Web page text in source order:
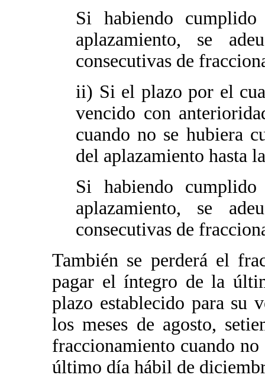
Si habiendo
aplazamiento, se
consecutivas de
ii) Si el plazo por el
vencido con
cuando no se hubiera
del aplazamiento hasta
Si habiendo
aplazamiento, se
consecutivas de
También se perderá el
pagar el íntegro de la
plazo establecido para su
los meses de agosto,
fraccionamiento cuando
último día hábil de